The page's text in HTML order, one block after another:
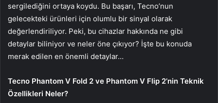
sergilediğini ortaya koydu. Bu başarı, Tecno’nun
gelecekteki ürünleri için olumlu bir sinyal olarak
değerlendiriliyor. Peki, bu cihazlar hakkında ne gibi
detaylar biliniyor ve neler öne çıkıyor? İşte bu konuda
merak edilen en önemli detaylar…
Tecno Phantom V Fold 2 ve Phantom V Flip 2’nin Teknik
Özellikleri Neler?